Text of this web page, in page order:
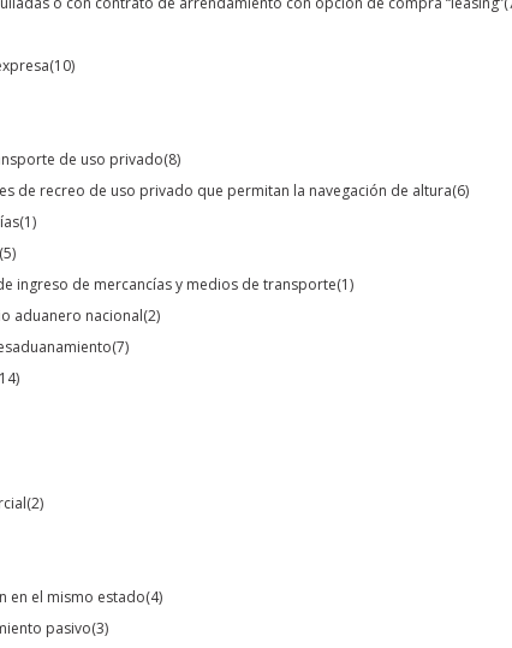
(10)
de uso privado(8)
de recreo de uso privado que permitan la navegación de altura(6)
(1)
(5)
ingreso de mercancías y medios de transporte(1)
aduanero nacional(2)
(7)
(2)
en el mismo estado(4)
pasivo(3)